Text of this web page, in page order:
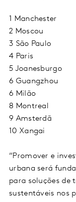
1 Manchester
2 Moscou
3 São Paulo
4 Paris
5 Joanesburgo
6 Guangzhou
6 Milão
8 Montreal
9 Amsterdã
10 Xangai
“Promover e
urbana será
para soluções de
sustentáveis nos